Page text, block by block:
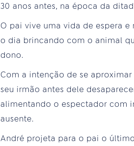
30 anos antes, na época da
O pai vive uma vida de espera e
o dia brincando com o animal
dono.
Com a intenção de se
seu irmão antes dele
alimentando o espectador com
ausente.
André projeta para o pai o